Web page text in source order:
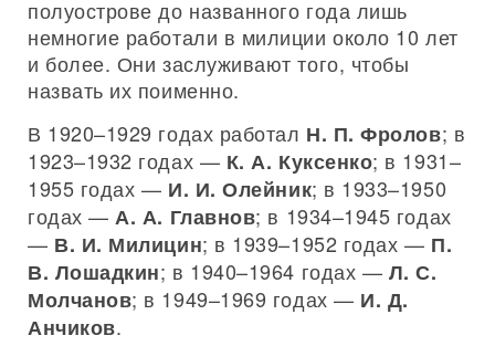
полуострове до названного года лишь
немногие работали в милиции около 10 лет
и более. Они заслуживают того, чтобы
назвать их поименно.
В 1920–1929 годах работал Н. П. Фролов; в
1923–1932 годах — К. А. Куксенко; в 1931–
1955 годах — И. И. Олейник; в 1933–1950
годах — А. А. Главнов; в 1934–1945 годах
— В. И. Милицин; в 1939–1952 годах — П.
В. Лошадкин; в 1940–1964 годах — Л. С.
Молчанов; в 1949–1969 годах — И. Д.
Анчиков.